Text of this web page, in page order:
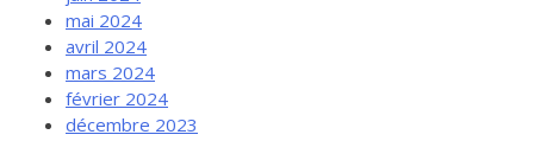
mai 2024
avril 2024
mars 2024
février 2024
décembre 2023